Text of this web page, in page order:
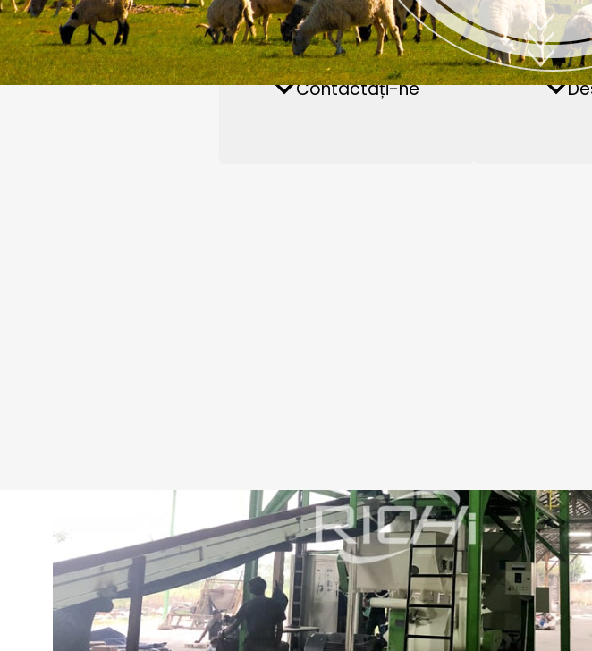
Piese de schimb și accesorii
Fabrică de hrană pentru
Fabrica de peleți din
biomasă
Noutăți
Contactați-ne